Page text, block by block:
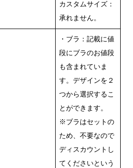
カスタムサイズ：
承れません。
・ブラ：記載に値
段にブラのお値段
も含まれていま
す。デザインを２
つから選択するこ
とができます。
※ブラはセットの
ため、不要なので
ディスカウントし
てくださいという